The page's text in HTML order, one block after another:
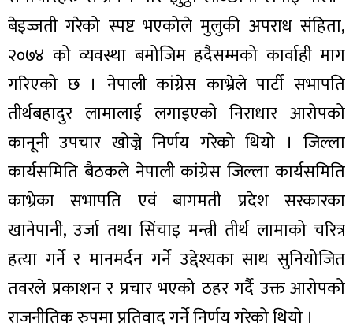
बेइज्जती गरेको स्पष्ट भएकोले मुलुकी अपराध संहिता,
२०७४ को व्यवस्था बमोजिम हदैसम्मको कार्वाही माग
गरिएको छ । नेपाली कांग्रेस काभ्रेले पार्टी सभापति
तीर्थबहादुर लामालाई लगाइएको निराधार आरोपको
कानूनी उपचार खोज्ने निर्णय गरेको थियो । जिल्ला
कार्यसमिति बैठकले नेपाली कांग्रेस जिल्ला कार्यसमिति
काभ्रेका सभापति एवं बागमती प्रदेश सरकारका
खानेपानी, उर्जा तथा सिंचाइ मन्त्री तीर्थ लामाको चरित्र
हत्या गर्ने र मानमर्दन गर्ने उद्देश्यका साथ सुनियोजित
तवरले प्रकाशन र प्रचार भएको ठहर गर्दै उक्त आरोपको
राजनीतिक रुपमा प्रतिवाद गर्ने निर्णय गरेको थियो ।